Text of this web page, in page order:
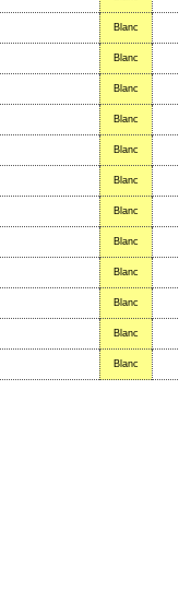
Blanc
Blanc
Blanc
Blanc
Blanc
Blanc
Blanc
Blanc
Blanc
Blanc
Blanc
Blanc